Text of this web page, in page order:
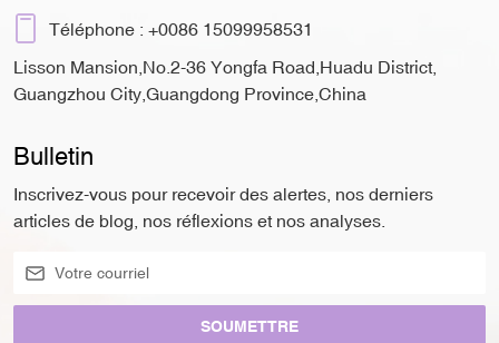
Téléphone : +0086 15099958531
Lisson Mansion,No.2-36 Yongfa Road,Huadu District,
Guangzhou City,Guangdong Province,China
Bulletin
Inscrivez-vous pour recevoir des alertes, nos derniers
articles de blog, nos réflexions et nos analyses.
SOUMETTRE